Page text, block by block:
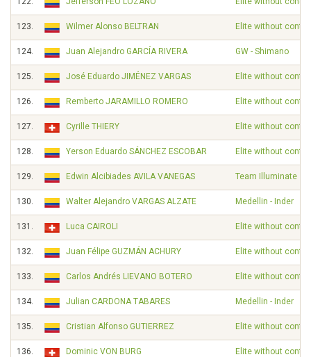
123. Wilmer Alonso BELTRAN Elite without
124. Juan Alejandro GARCÍA RIVERA GW - Shimano
125. José Eduardo JIMÉNEZ VARGAS Elite without
126. Remberto JARAMILLO ROMERO Elite without
127. Cyrille THIERY Elite without
128. Yerson Eduardo SÁNCHEZ ESCOBAR Elite without
129. Edwin Alcibiades AVILA VANEGAS Team Illuminate
130. Walter Alejandro VARGAS ALZATE Medellin - Inder
131. Luca CAIROLI Elite without
132. Juan Félipe GUZMÁN ACHURY Elite without
133. Carlos Andrés LIEVANO BOTERO Elite without
134. Julian CARDONA TABARES Medellin - Inder
135. Cristian Alfonso GUTIERREZ Elite without
136. Dominic VON BURG Elite without